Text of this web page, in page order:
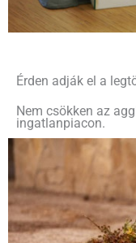
Érden adják el a
Nem csökken az
ingatlanpiacon.